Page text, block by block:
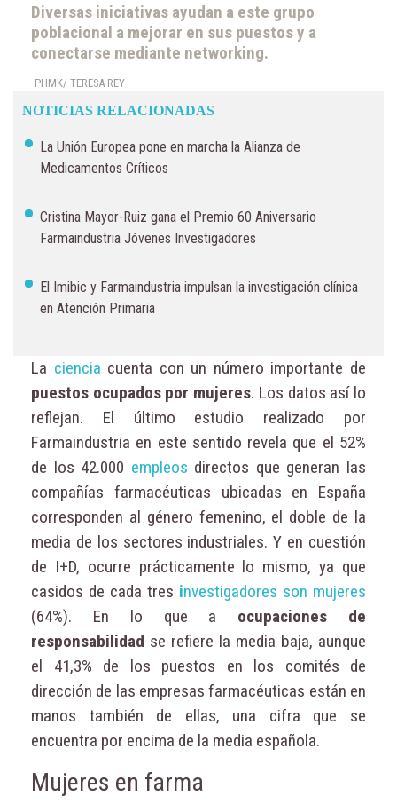
Diversas iniciativas ayudan a este grupo
poblacional a mejorar en sus puestos y a
conectarse mediante networking.
PHMK/ TERESA REY
NOTICIAS RELACIONADAS
La Unión Europea pone en marcha la Alianza de
Medicamentos Críticos
Cristina Mayor-Ruiz gana el Premio 60 Aniversario
Farmaindustria Jóvenes Investigadores
El Imibic y Farmaindustria impulsan la investigación clínica
en Atención Primaria
La ciencia cuenta con un número importante de
puestos ocupados por mujeres. Los datos así lo
reflejan. El último estudio realizado por
Farmaindustria en este sentido revela que el 52%
de los 42.000 empleos directos que generan las
compañías farmacéuticas ubicadas en España
corresponden al género femenino, el doble de la
media de los sectores industriales. Y en cuestión
de I+D, ocurre prácticamente lo mismo, ya que
casidos de cada tres investigadores son mujeres
(64%). En lo que a ocupaciones de
responsabilidad se refiere la media baja, aunque
el 41,3% de los puestos en los comités de
dirección de las empresas farmacéuticas están en
manos también de ellas, una cifra que se
encuentra por encima de la media española.
Mujeres en farma